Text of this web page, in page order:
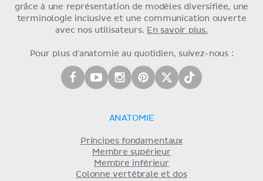
grâce à une représentation de modèles diversifiée, une
terminologie inclusive et une communication ouverte
avec nos utilisateurs. En savoir plus.
Pour plus d'anatomie au quotidien, suivez-nous :
ANATOMIE
Principes fondamentaux
Membre supérieur
Membre inférieur
Colonne vertébrale et dos